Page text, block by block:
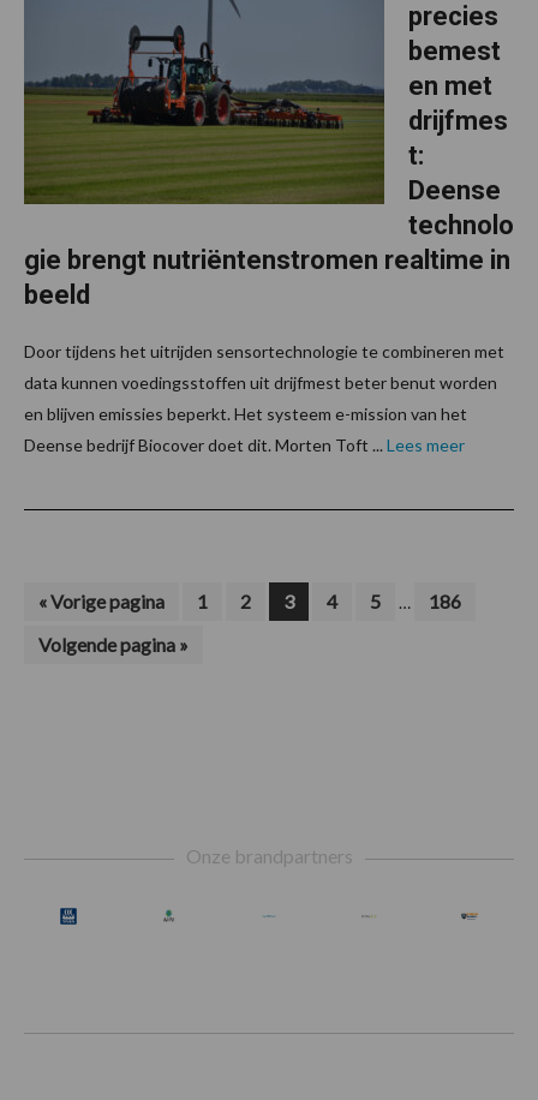
precies
bemest
en met
drijfmes
t:
Deense
technolo
gie brengt nutriëntenstromen realtime in
beeld
Door tijdens het uitrijden sensortechnologie te combineren met
data kunnen voedingsstoffen uit drijfmest beter benut worden
en blijven emissies beperkt. Het systeem e-mission van het
Deense bedrijf Biocover doet dit. Morten Toft ... Lees meer
«Ga
Vorige pagina Pagina
1 Pagina
2 Pagina
3 Pagina
4 Pagina
5
Interim
… Pagina
186
Ga
naar
Volgende pagina »
Onze brandpartners